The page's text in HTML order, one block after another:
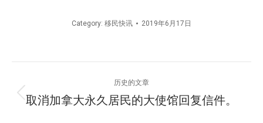
Category: 移民快讯 2019年6月17日
章
历史的文章
历
取消加拿大永久居民的大使馆回复信件。